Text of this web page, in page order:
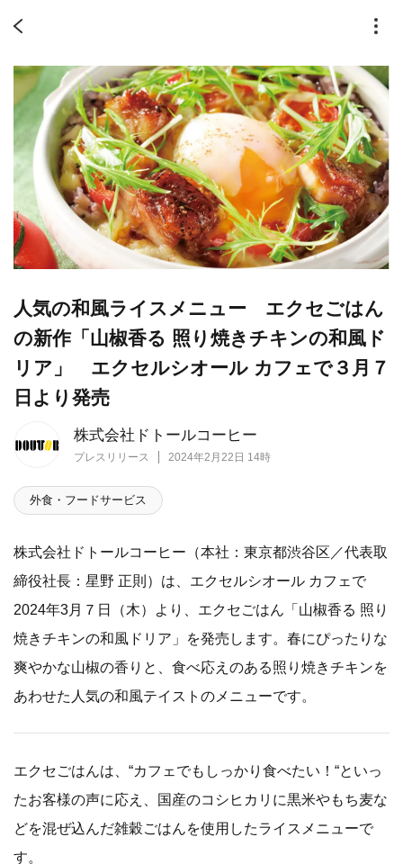
株式会社ドトールコーヒー
プレスリリース 2024年2月22日 14時
人気の和風ライスメニュー エクセごはん
の新作「山椒香る 照り焼きチキンの和風ド
リア」 エクセルシオール カフェで３月７
日より発売
外食・フードサービス
株式会社ドトールコーヒー（本社：東京都渋谷区／代表取
締役社長：星野 正則）は、エクセルシオール カフェで
2024年3月７日（木）より、エクセごはん「山椒香る 照り
焼きチキンの和風ドリア」を発売します。春にぴったりな
爽やかな山椒の香りと、食べ応えのある照り焼きチキンを
あわせた人気の和風テイストのメニューです。
エクセごはんは、“カフェでもしっかり食べたい！“といっ
たお客様の声に応え、国産のコシヒカリに黒米やもち麦な
どを混ぜ込んだ雑穀ごはんを使用したライスメニューで
す。